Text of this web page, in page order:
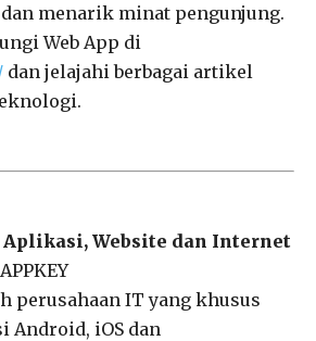
menarik minat pengunjung.
Web App di
dan jelajahi berbagai artikel
Aplikasi, Website dan Internet
perusahaan IT yang khusus
Android, iOS dan